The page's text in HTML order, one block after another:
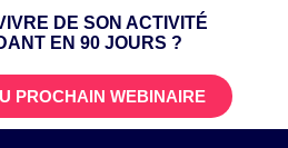
DE SON ACTIVITÉ
EN 90 JOURS ?
PROCHAIN WEBINAIRE